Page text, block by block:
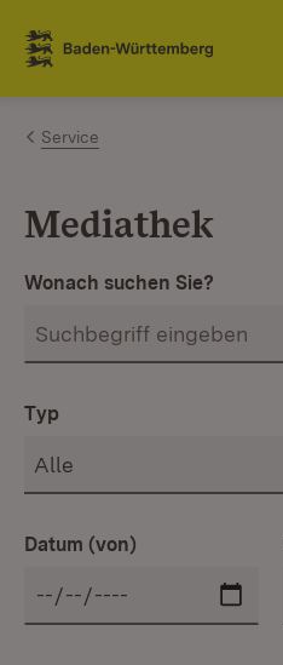
Zum Inhalt springen
Link zur Startseite
Service
Mediathek
Wonach suchen Sie?
Typ
Datum (von)